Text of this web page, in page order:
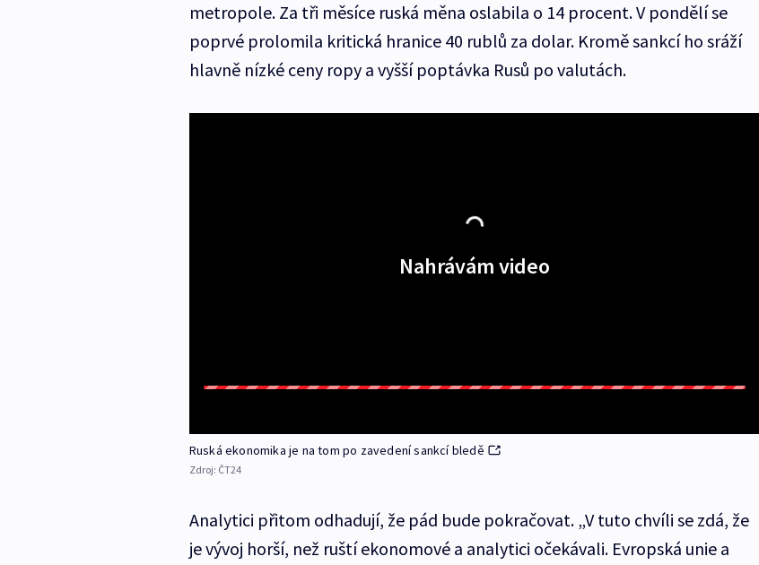
metropole. Za tři měsíce ruská měna oslabila o 14 procent. V pondělí se
poprvé prolomila kritická hranice 40 rublů za dolar. Kromě sankcí ho sráží
hlavně nízké ceny ropy a vyšší poptávka Rusů po valutách.
Nahrávám video
Ruská ekonomika je na tom po zavedení sankcí bledě
Zdroj: ČT24
Analytici přitom odhadují, že pád bude pokračovat. „V tuto chvíli se zdá, že
je vývoj horší, než ruští ekonomové a analytici očekávali. Evropská unie a